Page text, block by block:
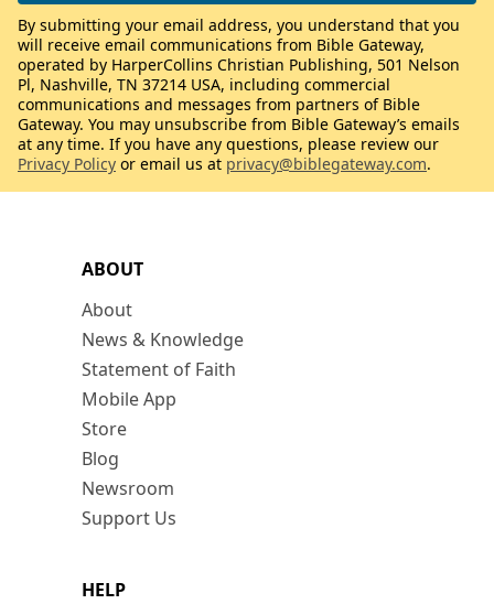
ABOUT
About
News & Knowledge
Statement of Faith
Mobile App
Store
Blog
Newsroom
Support Us
HELP
By submitting your email address, you understand that you
will receive email communications from Bible Gateway,
operated by HarperCollins Christian Publishing, 501 Nelson
Pl, Nashville, TN 37214 USA, including commercial
communications and messages from partners of Bible
Gateway. You may unsubscribe from Bible Gateway’s emails
at any time. If you have any questions, please review our
Privacy Policy or email us at privacy@biblegateway.com.